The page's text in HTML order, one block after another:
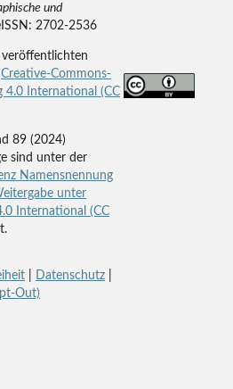
und
2702-2536
Creative-Commons-
4.0 International (CC
89 (2024)
sind unter der
Namensnennung
unter
International (CC
| Datenschutz|
Out)